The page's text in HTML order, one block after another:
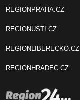
REGIONPRAHA.CZ
REGIONUSTI.CZ
REGIONLIBERECKO.CZ
REGIONHRADEC.CZ